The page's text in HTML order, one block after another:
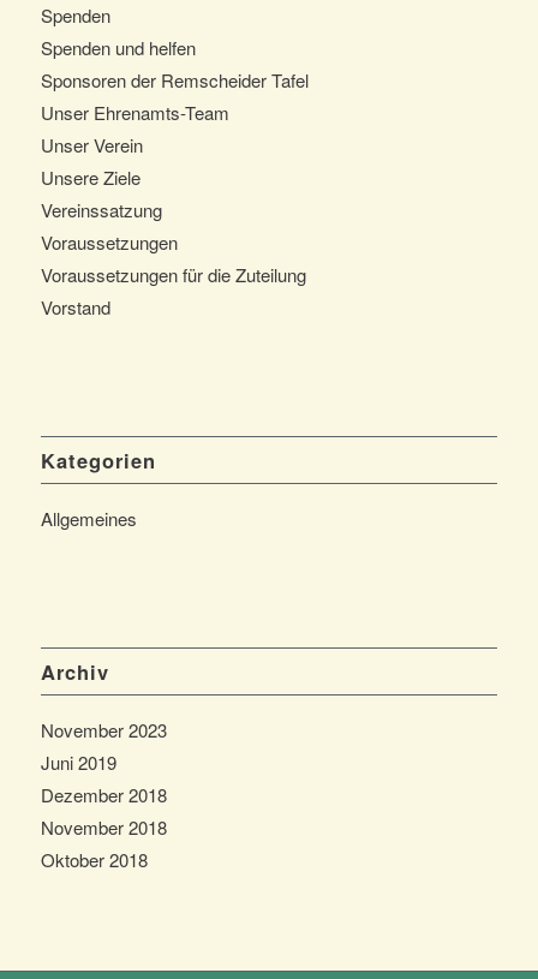
Spenden
Spenden und helfen
Sponsoren der Remscheider Tafel
Unser Ehrenamts-Team
Unser Verein
Unsere Ziele
Vereinssatzung
Voraussetzungen
Voraussetzungen für die Zuteilung
Vorstand
Kategorien
Allgemeines
Archiv
November 2023
Juni 2019
Dezember 2018
November 2018
Oktober 2018